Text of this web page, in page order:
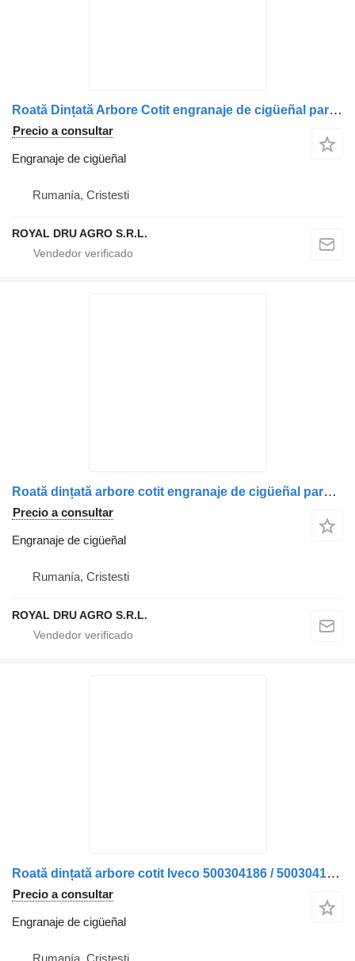
Roată Dințată Arbore Cotit engranaje de cigüeñal para MAN – Coduri 51021150278, 51021150282, 51021150250, 51021150216 camión
Precio a consultar
Engranaje de cigüeñal
Rumanía, Cristesti
ROYAL DRU AGRO S.R.L.
Roată dințată arbore cotit engranaje de cigüeñal para DAF 1682505 / 1641621 camión
Precio a consultar
Engranaje de cigüeñal
Rumanía, Cristesti
ROYAL DRU AGRO S.R.L.
Roată dințată arbore cotit Iveco 500304186 / 500304185 / 5003390 engranaje de cigüeñal para camión
Precio a consultar
Engranaje de cigüeñal